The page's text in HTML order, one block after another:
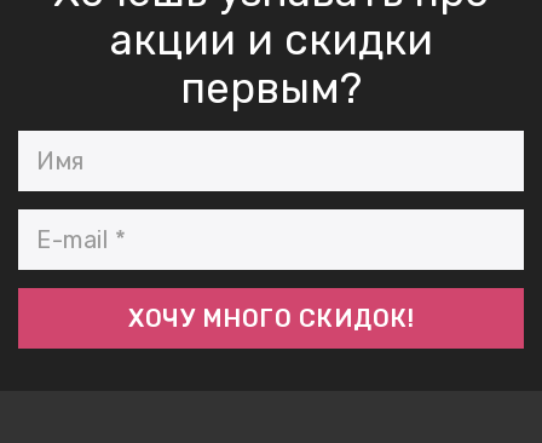
акции и скидки
первым?